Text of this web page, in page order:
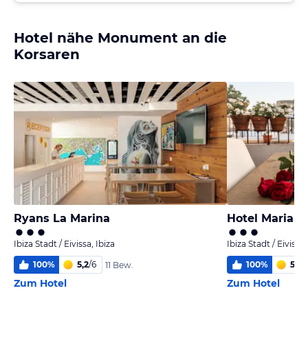
Hotel nähe Monument an die
Korsaren
Ryans La Marina
Ibiza Stadt / Eivissa, Ibiza
100% 5,2/6 11 Bew.
Zum Hotel
Hotel Mariano
Ibiza Stadt /
100% 5,6
Zum Hotel